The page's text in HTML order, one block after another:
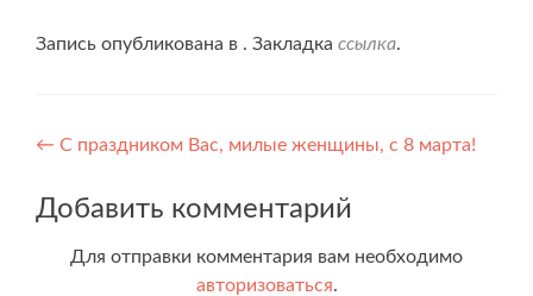
Запись опубликована в . Закладка ссылка.
Навигация
по
записям
← С праздником Вас, милые женщины, с 8 марта!
Добавить комментарий
Для отправки комментария вам необходимо
авторизоваться.